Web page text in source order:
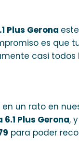
Plus Gerona
es que
casi todos
un rato en
Plus Gerona,
para poder